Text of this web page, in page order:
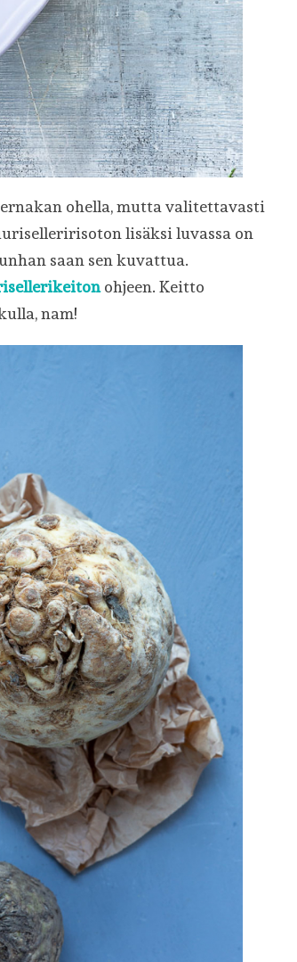
ohella, mutta valitettavasti
lisäksi luvassa on
saan sen kuvattua.
ohjeen. Keitto
nam!